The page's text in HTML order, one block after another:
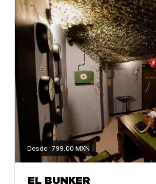
Desde: 799.00 MXN
EL BUNKER